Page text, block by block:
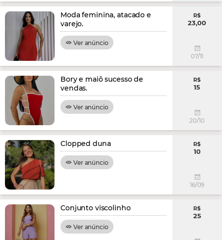
Moda feminina, atacado e
varejo.
Ver anúncio
R$
23,00
07/11
Bory e maiô sucesso de
vendas.
Ver anúncio
R$
15
20/10
Clopped duna
Ver anúncio
R$
10
16/09
Conjunto viscolinho
Ver anúncio
R$
25